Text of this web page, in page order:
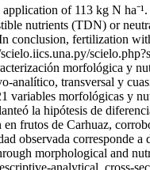
of 113 kg N
nutrients (TDN) or
conclusion, fertilization
morfológica y
analítico, transversal y
variables morfológicas y
la hipótesis de
frutos de Carhuaz,
observada corresponde a
morphological and
analytical, cross-